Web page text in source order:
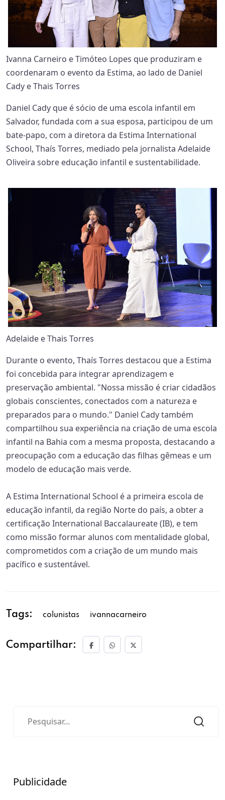
Ivanna Carneiro e Timóteo Lopes que produziram e
coordenaram o evento da Estima, ao lado de Daniel
Cady e Thais Torres
Daniel Cady que é sócio de uma escola infantil em
Salvador, fundada com a sua esposa, participou de um
bate-papo, com a diretora da Estima International
School, Thaís Torres, mediado pela jornalista Adelaide
Oliveira sobre educação infantil e sustentabilidade.
Adelaide e Thais Torres
Durante o evento, Thaís Torres destacou que a Estima
foi concebida para integrar aprendizagem e
preservação ambiental. "Nossa missão é criar cidadãos
globais conscientes, conectados com a natureza e
preparados para o mundo." Daniel Cady também
compartilhou sua experiência na criação de uma escola
infantil na Bahia com a mesma proposta, destacando a
preocupação com a educação das filhas gêmeas e um
modelo de educação mais verde.
A Estima International School é a primeira escola de
educação infantil, da região Norte do país, a obter a
certificação International Baccalaureate (IB), e tem
como missão formar alunos com mentalidade global,
comprometidos com a criação de um mundo mais
pacífico e sustentável.
Tags: colunistas ivannacarneiro
Compartilhar:
Publicidade